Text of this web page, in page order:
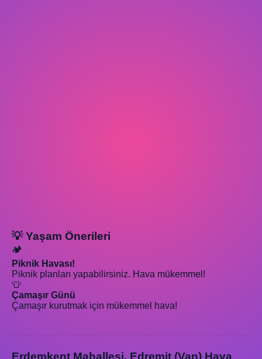
💡 Yaşam Önerileri
🏕️
Piknik Havası!
Piknik planları yapabilirsiniz. Hava mükemmel!
👕
Çamaşır Günü
Çamaşır kurutmak için mükemmel hava!
Erdemkent Mahallesi, Edremit (Van) Hava